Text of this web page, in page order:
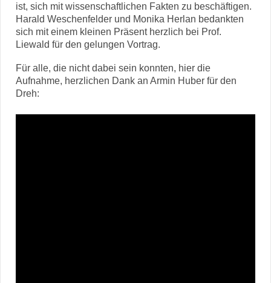
ist, sich mit wissenschaftlichen Fakten zu beschäftigen.
Harald Weschenfelder und Monika Herlan bedankten
sich mit einem kleinen Präsent herzlich bei Prof.
Liewald für den gelungen Vortrag.
Für alle, die nicht dabei sein konnten, hier die
Aufnahme, herzlichen Dank an Armin Huber für den
Dreh: